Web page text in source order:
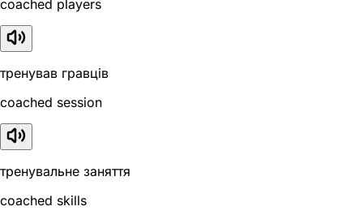
coached players
тренував гравців
coached session
тренувальне заняття
coached skills